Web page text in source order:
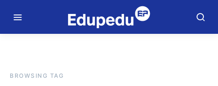
BROWSING TAG